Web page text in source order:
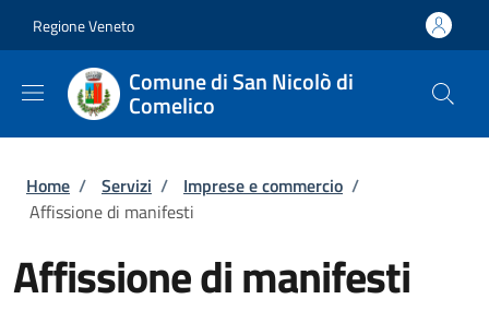
Regione Veneto
Comune di San Nicolò di
Comelico
Briciole di pane
Home / Servizi / Imprese e commercio /
Affissione di manifesti
Affissione di manifesti